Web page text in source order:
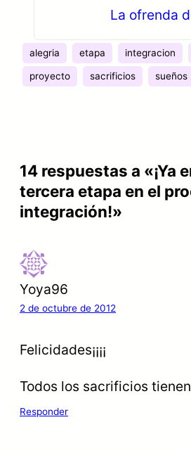
QuebecLa ofrenda
alegria etapa integracion
proyecto sacrificios sueños
14 respuestas a «¡Ya
tercera etapa en el
integración!»
Yoya96
2 de octubre de 2012
Felicidades¡¡¡¡
Todos los sacrificios
Responder